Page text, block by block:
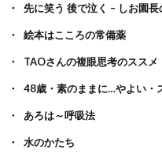
先に笑う 後で泣く – しお園
絵本はこころの常備薬
TAOさんの複眼思考のススメ
48歳・素のままに…やよい・
あろは～呼吸法
水のかたち